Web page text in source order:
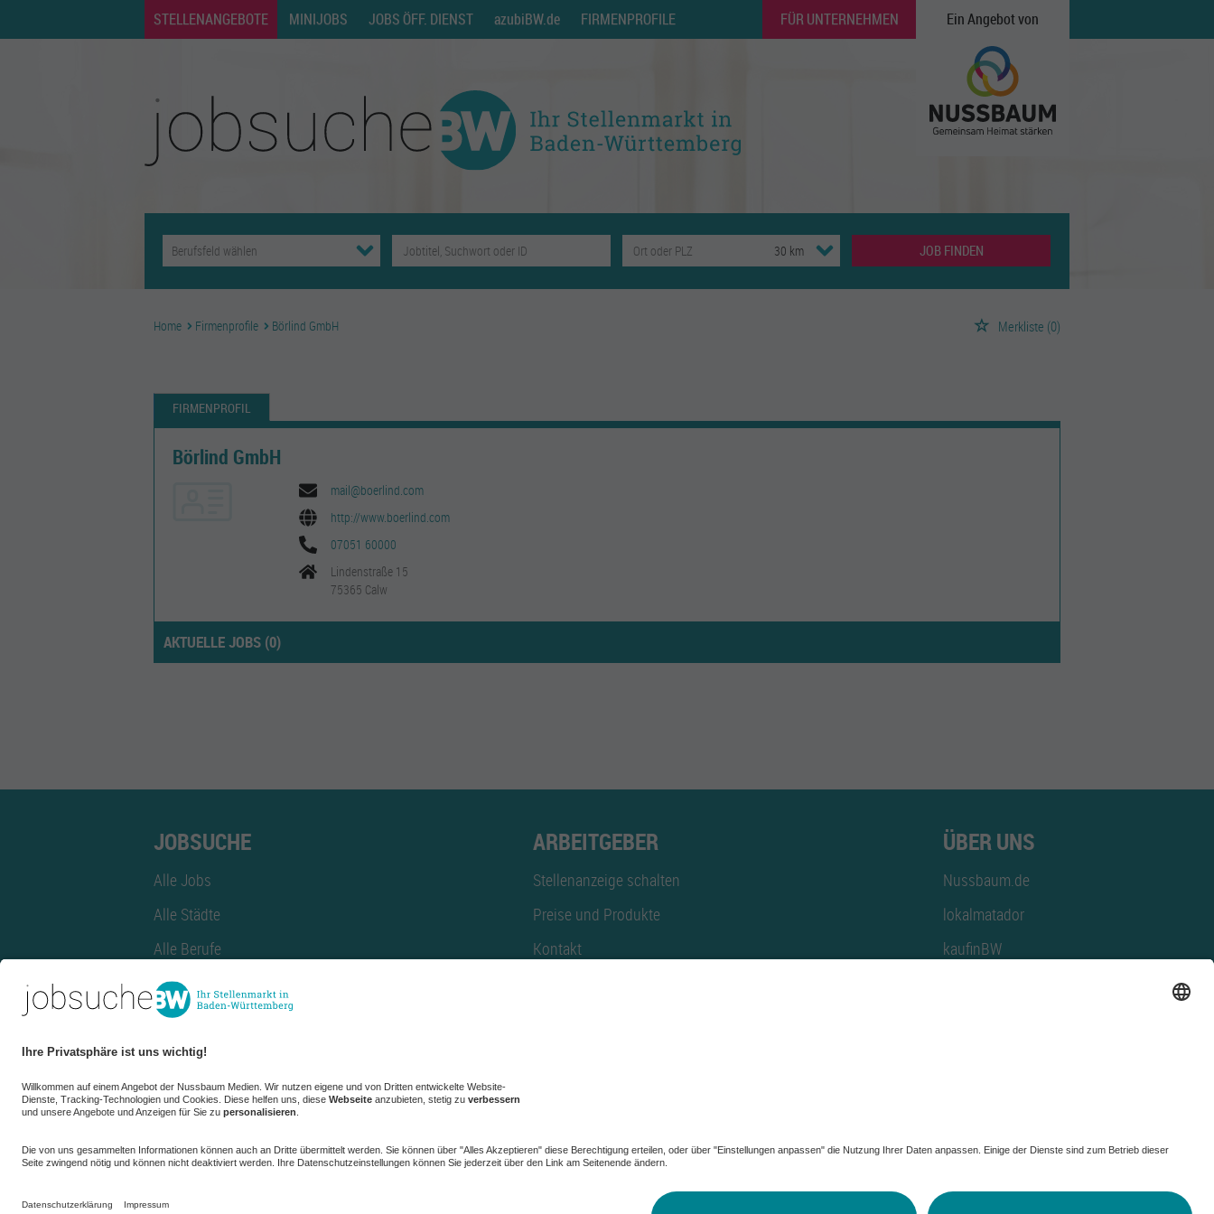
STELLENANGEBOTE MINIJOBS JOBS ÖFF. DIENST azubiBW.de FIRMENPROFILE FÜR UNTERNEHMEN Ein Angebot von
JOB FINDEN
Home Firmenprofile Börlind GmbH Merkliste (0)
FIRMENPROFIL
Börlind GmbH
mail@boerlind.com
http://www.boerlind.com
07051 60000
Lindenstraße 15
75365 Calw
AKTUELLE JOBS (0)
JOBSUCHE
Alle Jobs
Alle Städte
Alle Berufe
Alle Berufe nach Stadt
Alle Tätigkeitsbereiche
Alle Tätigkeitsbereiche nach Stadt
azubiBW.de
Minijobs
Firmenprofil
ARBEITGEBER
Stellenanzeige schalten
Preise und Produkte
Kontakt
ÜBER UNS
Nussbaum.de
lokalmatador
kaufinBW